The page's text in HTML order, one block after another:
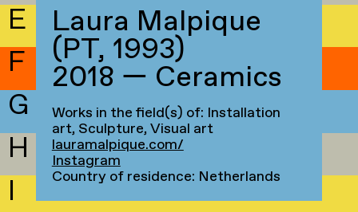
E
F
G
H
I
Laura Malpique
(PT, 1993)
2018 — Ceramics
Works in the field(s) of: Installation
art, Sculpture, Visual art
lauramalpique.com/
Instagram
Country of residence: Netherlands